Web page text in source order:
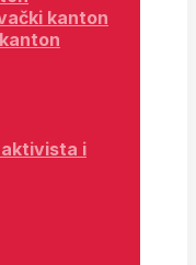
kanton
aktivista i